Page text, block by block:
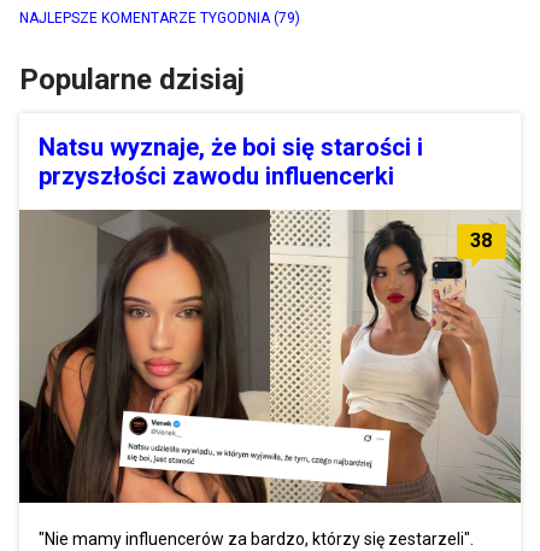
NAJLEPSZE KOMENTARZE TYGODNIA(79)
Popularne dzisiaj
Natsu wyznaje, że boi się starości i
przyszłości zawodu influencerki
38
"Nie mamy influencerów za bardzo, którzy się zestarzeli".